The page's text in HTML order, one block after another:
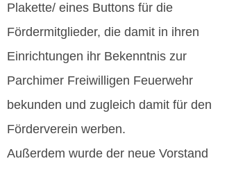
Plakette/ eines Buttons für die
Fördermitglieder, die damit in ihren
Einrichtungen ihr Bekenntnis zur
Parchimer Freiwilligen Feuerwehr
bekunden und zugleich damit für den
Förderverein werben.
Außerdem wurde der neue Vorstand